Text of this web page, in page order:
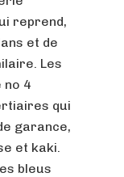
reprend,
et de
Les
no 4
qui
garance,
et kaki.
bleus